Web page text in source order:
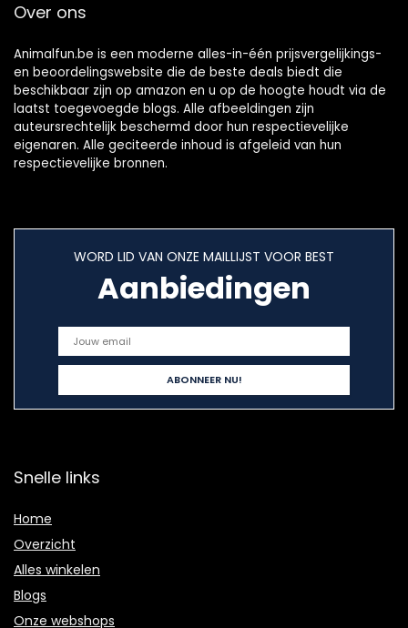
Over ons
Animalfun.be is een moderne alles-in-één prijsvergelijkings-
en beoordelingswebsite die de beste deals biedt die
beschikbaar zijn op amazon en u op de hoogte houdt via de
laatst toegevoegde blogs. Alle afbeeldingen zijn
auteursrechtelijk beschermd door hun respectievelijke
eigenaren. Alle geciteerde inhoud is afgeleid van hun
respectievelijke bronnen.
WORD LID VAN ONZE MAILLIJST VOOR BEST
Aanbiedingen
Snelle links
Home
Overzicht
Alles winkelen
Blogs
Onze webshops